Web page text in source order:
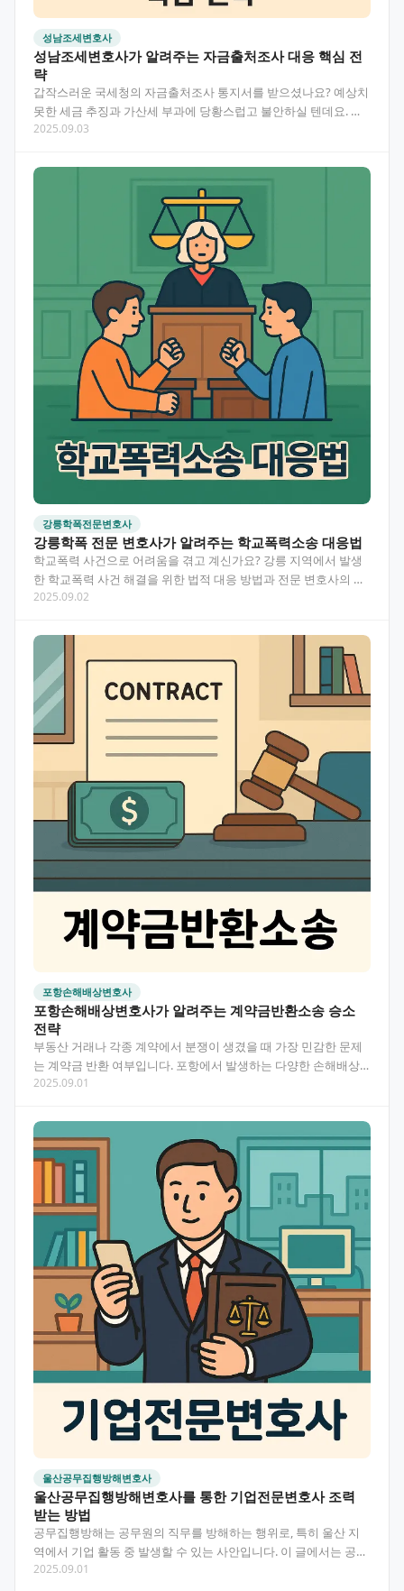
성남조세변호사
성남조세변호사가 알려주는 자금출처조사 대응 핵심 전
략
갑작스러운 국세청의 자금출처조사 통지서를 받으셨나요? 예상치
못한 세금 추징과 가산세 부과에 당황스럽고 불안하실 텐데요. 성
남 지역에서 조세 사건을 전문적으로 다루는 변호사의 도움…
2025.09.03
강릉학폭전문변호사
강릉학폭 전문 변호사가 알려주는 학교폭력소송 대응법
학교폭력 사건으로 어려움을 겪고 계신가요? 강릉 지역에서 발생
한 학교폭력 사건 해결을 위한 법적 대응 방법과 전문 변호사의 조
력이 필요한 이유를 알려드립니다. 목차 강릉학폭 전문…
2025.09.02
포항손해배상변호사
포항손해배상변호사가 알려주는 계약금반환소송 승소
전략
부동산 거래나 각종 계약에서 분쟁이 생겼을 때 가장 민감한 문제
는 계약금 반환 여부입니다. 포항에서 발생하는 다양한 손해배상
사례 중에서도 계약금반환소송은 특별히 전문적인 접근이…
2025.09.01
울산공무집행방해변호사
울산공무집행방해변호사를 통한 기업전문변호사 조력
받는 방법
공무집행방해는 공무원의 직무를 방해하는 행위로, 특히 울산 지
역에서 기업 활동 중 발생할 수 있는 사안입니다. 이 글에서는 공무
집행방해 혐의가 발생했을 때 울산에서 기업전문변호사의…
2025.09.01